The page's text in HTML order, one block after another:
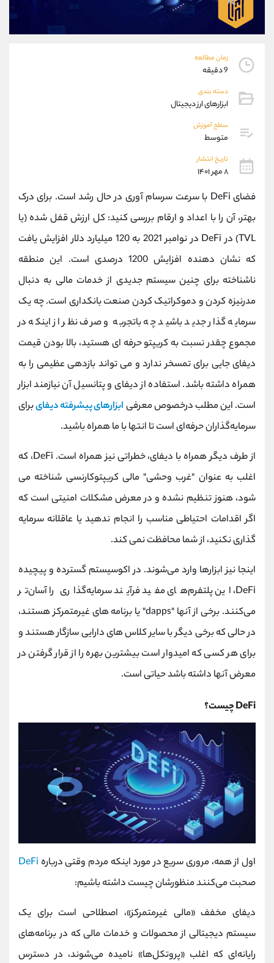
زمان مطالعه
9 دقیقه
دسته بندی
ابزارهای ارز دیجیتال
سطح آموزش
متوسط
تاریخ انتشار
۸ مهر ۱۴۰۱
فضای DeFi با سرعت سرسام آوری در حال رشد است. برای درک
بهتر، آن را با اعداد و ارقام بررسی کنید: کل ارزش قفل شده (یا
TVL) در DeFi در نوامبر 2021 به 120 میلیارد دلار افزایش یافت
که نشان دهنده افزایش 1200 درصدی است. این منطقه
ناشناخته برای چنین سیستم جدیدی از خدمات مالی به دنبال
مدرنیزه کردن و دموکراتیک کردن صنعت بانکداری است. چه یک
سرمایه گذار جدید باشید چه باتجربه و صرف نظر از اینکه در
مجموع چقدر نسبت به کریپتو حرفه ای هستید، بالا بودن قیمت
دیفای جایی برای تمسخر ندارد و می تواند بازدهی عظیمی را به
همراه داشته باشد. استفاده از دیفای و پتانسیل آن نیازمند ابزار
است. این مطلب درخصوص معرفی ابزارهای پیشرفته دیفایبرای
سرمایه‌گذاران حرفه‌ای است تا انتها با ما همراه باشید.
از طرف دیگر همراه با دیفای، خطراتی نیز همراه است. DeFi، که
اغلب به عنوان "غرب وحشی" مالی کریپتوکارنسی شناخته می
شود، هنوز تنظیم نشده و در معرض مشکلات امنیتی است که
اگر اقدامات احتیاطی مناسب را انجام ندهید یا عاقلانه سرمایه
گذاری نکنید، از شما محافظت نمی کند.
اینجا نیز ابزارها وارد می‌شوند. در اکوسیستم گسترده و پیچیده
DeFi، این پلتفرم‌های مفید فرآیند سرمایه‌گذاری را آسان‌تر
می‌کنند. برخی از آنها "dapps" یا برنامه های غیرمتمرکز هستند،
در حالی که برخی دیگر با سایر کلاس های دارایی سازگار هستند و
برای هر کسی که امیدوار است بیشترین بهره را از قرار گرفتن در
معرض آنها داشته باشد حیاتی است.
DeFi چیست؟
اول از همه، مروری سریع در مورد اینکه مردم وقتی درباره DeFi
صحبت می‌کنند منظورشان چیست داشته باشیم:
دیفای مخفف «مالی غیرمتمرکز»، اصطلاحی است برای یک
سیستم دیجیتالی از محصولات و خدمات مالی که در برنامه‌های
رایانه‌ای که اغلب «پروتکل‌ها» نامیده می‌شوند، در دسترس
واتساپ
تلگرام @Armteam_admin_por
موبایل
تلگرام
تلفن 021-22021030
تلفن 021-22021040
بدون پیش شماره 90001030
کانال تلگرام @alirezamehrabi_com
کانال بله @alirezamehrabi_official